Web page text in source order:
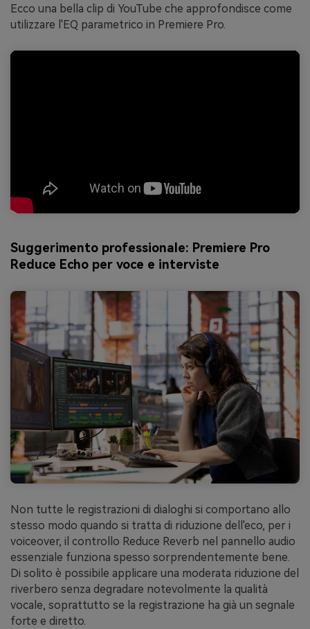
Ecco una bella clip di YouTube che approfondisce come
utilizzare l'EQ parametrico in Premiere Pro.
Suggerimento professionale: Premiere Pro
Reduce Echo per voce e interviste
Non tutte le registrazioni di dialoghi si comportano allo
stesso modo quando si tratta di riduzione dell'eco, per i
voiceover, il controllo Reduce Reverb nel pannello audio
essenziale funziona spesso sorprendentemente bene.
Di solito è possibile applicare una moderata riduzione del
riverbero senza degradare notevolmente la qualità
vocale, soprattutto se la registrazione ha già un segnale
forte e diretto.